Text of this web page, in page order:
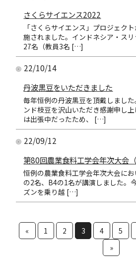
さくらサイエンス2022
「さくらサイエンス」プロジェク
施されました。インドネシア・ス
27名（教員3名 […]
22/10/14
丹波黒豆をいただきました
毎年恒例の丹波黒豆を頂戴しまし
ンド枝豆を沢山いただき感謝申し
は出張中だったため、 […]
22/09/12
第80回農業食料工学会年次大会（
恒例の農業食料工学会年次大会に
の2名、B4の1名が講演しました。
ズンを乗り越 […]
« 1 2 3 4 5
»